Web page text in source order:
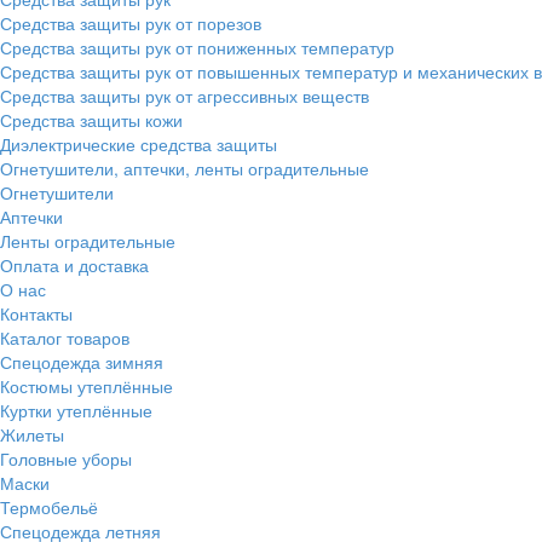
Средства защиты рук от порезов
Средства защиты рук от пониженных температур
Средства защиты рук от повышенных температур и механических
Средства защиты рук от агрессивных веществ
Средства защиты кожи
Диэлектрические средства защиты
Огнетушители, аптечки, ленты оградительные
Огнетушители
Аптечки
Ленты оградительные
Оплата и доставка
О нас
Контакты
Каталог товаров
Спецодежда зимняя
Костюмы утеплённые
Куртки утеплённые
Жилеты
Головные уборы
Маски
Термобельё
Спецодежда летняя